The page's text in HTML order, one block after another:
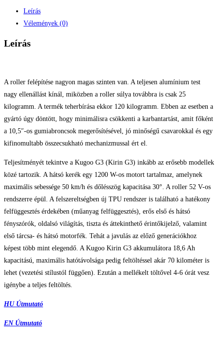
mennyiség
Leírás
Vélemények (0)
Leírás
A roller felépítése nagyon magas szinten van. A teljesen alumínium test
nagy ellenállást kínál, miközben a roller súlya továbbra is csak 25
kilogramm. A termék teherbírása ekkor 120 kilogramm. Ebben az esetben a
gyártó úgy döntött, hogy minimálisra csökkenti a karbantartást, amit főként
a 10,5″-os gumiabroncsok megerősítésével, jó minőségű csavarokkal és egy
kifinomultabb összecsukható mechanizmussal ért el.
Teljesítményét tekintve a Kugoo G3 (Kirin G3) inkább az erősebb modellek
közé tartozik. A hátsó kerék egy 1200 W-os motort tartalmaz, amelynek
maximális sebessége 50 km/h és dőlésszög kapacitása 30°. A roller 52 V-os
rendszerre épül. A felszereltségben új TPU rendszer is található a hatékony
felfüggesztés érdekében (műanyag felfüggesztés), erős első és hátsó
fényszórók, oldalsó világítás, tiszta és áttekinthető érintőkijelző, valamint
első tárcsa- és hátsó motorfék. Tehát a javulás az előző generációkhoz
képest több mint elegendő. A Kugoo Kirin G3 akkumulátora 18,6 Ah
kapacitású, maximális hatótávolsága pedig feltöltéssel akár 70 kilométer is
lehet (vezetési stílustól függően). Ezután a mellékelt töltővel 4-6 órát vesz
igénybe a teljes feltöltés.
HU Útmutató
EN Útmutató